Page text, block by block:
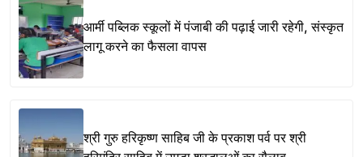
आर्मी पब्लिक स्कूलों में पंजाबी की पढ़ाई जारी रहेगी, संस्कृत
लागू करने का फैसला वापस
श्री गुरु हरिकृष्ण साहिब जी के प्रकाश पर्व पर श्री